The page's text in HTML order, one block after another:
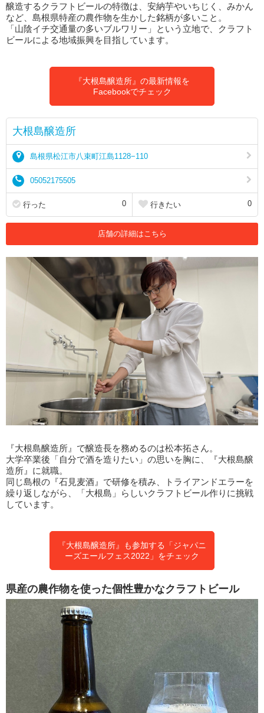
醸造するクラフトビールの特徴は、安納芋やいちじく、みかん
など、島根県特産の農作物を生かした銘柄が多いこと。
「山陰イチ交通量の多いブルワリー」という立地で、クラフト
ビールによる地域振興を目指しています。
『大根島醸造所』の最新情報を
Facebookでチェック
大根島醸造所
島根県松江市八束町江島1128−110
05052175505
行った 0 行きたい 0
店舗の詳細はこちら
『大根島醸造所』で醸造長を務めるのは松本拓さん。
大学卒業後「自分で酒を造りたい」の思いを胸に、『大根島醸
造所』に就職。
同じ島根の『石見麦酒』で研修を積み、トライアンドエラーを
繰り返しながら、「大根島」らしいクラフトビール作りに挑戦
しています。
『大根島醸造所』も参加する「ジャパニ
ーズエールフェス2022」をチェック
県産の農作物を使った個性豊かなクラフトビール